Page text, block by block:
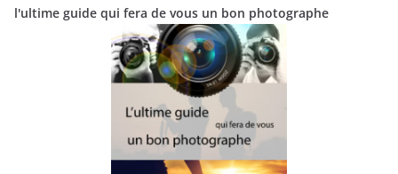
l'ultime guide qui fera de vous un bon photographe